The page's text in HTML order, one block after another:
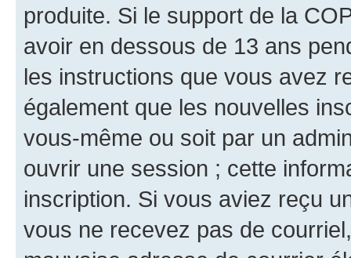
produite. Si le support de la
avoir en dessous de 13 ans
les instructions que vous avez
également que les nouvelles
vous-même ou soit par un
ouvrir une session ; cette
inscription. Si vous aviez reçu
vous ne recevez pas de